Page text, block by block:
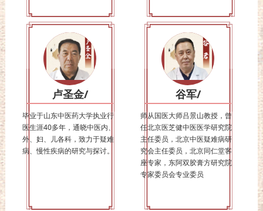
卢圣金/
毕业于山东中医药大学执业行
医生涯40多年，通晓中医内、
外、妇、儿各科，致力于疑难
病、慢性疾病的研究与探讨。
谷军/
师从国医大师吕景山教授，曾
任北京医芝健中医医学研究院
主任委员，北京中医疑难病研
究会主任委员，北京同仁堂客
座专家，东阿双胶膏方研究院
专家委员会专业委员